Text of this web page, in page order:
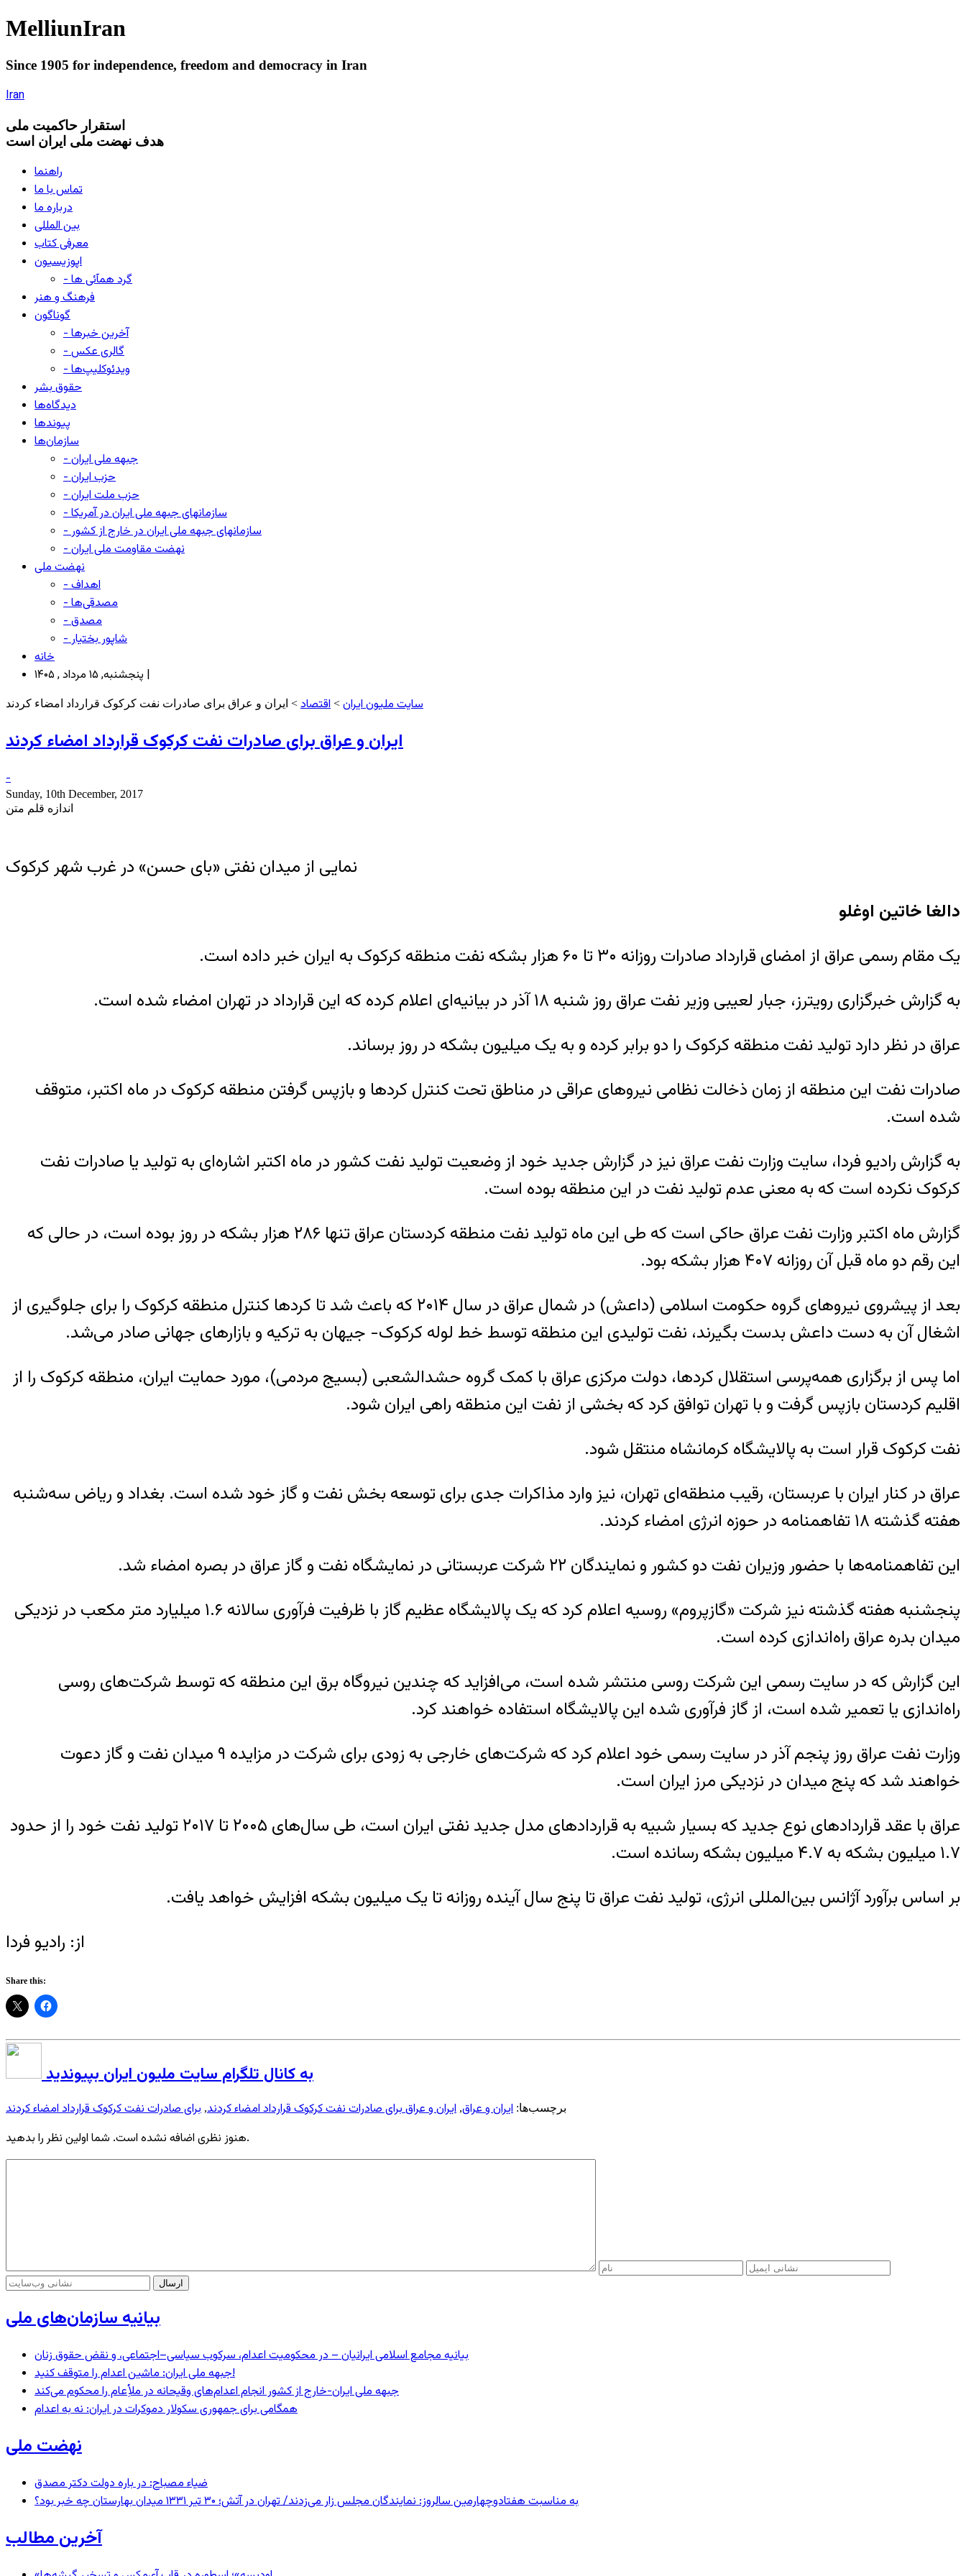
MelliunIran
Since 1905 for independence, freedom and democracy in Iran
Iran
استقرار حاکميت ملی
هدف نهضت ملی ایران است
راهنما
تماس با ما
درباره ما
بین المللی
معرفی کتاب
اپوزیسیون
- گرد همآئی ها
فرهنگ و هنر
گوناگون
- آخرین خبرها
- گالری عکس
- ویدئوکلیپ‌ها
حقوق بشر
دیدگاه‌ها
پیوندها
سازمان‌ها
- جبهه ملی ایران
- حزب ایران
- حزب ملت ایران
- سازمانهای جبهه ملی ایران در آمریکا
- سازمانهای جبهه ملی ایران در خارج از کشور
- نهضت مقاومت ملی ایران
نهضت ملی
- اهداف
- مصدقی‌ها
- مصدق
- شاپور بختیار
خانه
پنجشنبه, ۱۵ مرداد , ۱۴۰۵ |
سایت ملیون ایران > اقتصاد > ایران و عراق برای صادرات نفت کرکوک قرارداد امضاء کردند
ایران و عراق برای صادرات نفت کرکوک قرارداد امضاء کردند
-
Sunday, 10th December, 2017
اندازه قلم متن
نمایی از میدان نفتی «بای حسن» در غرب شهر کرکوک
دالغا خاتین اوغلو
یک مقام رسمی عراق از امضای قرارداد صادرات روزانه ۳۰ تا ۶۰ هزار بشکه نفت منطقه کرکوک به ایران خبر داده است.
به گزارش خبرگزاری رویترز، جبار لعیبی وزیر نفت عراق روز شنبه ۱۸ آذر در بیانیه‌ای اعلام کرده که این قرارداد در تهران امضاء شده است.
عراق در نظر دارد تولید نفت منطقه کرکوک را دو برابر کرده و به یک میلیون بشکه در روز برساند.
صادرات نفت این منطقه از زمان ذخالت نظامی نیروهای عراقی در مناطق تحت کنترل کردها و بازپس گرفتن منطقه کرکوک در ماه اکتبر، متوقف
شده است.
به گزارش رادیو فردا، سایت وزارت نفت عراق نیز در گزارش جدید خود از وضعیت تولید نفت کشور در ماه اکتبر اشاره‌ای به تولید یا صادرات نفت
کرکوک نکرده است که به معنی عدم تولید نفت در این منطقه بوده است.
گزارش ماه اکتبر وزارت نفت عراق حاکی است که طی این ماه تولید نفت منطقه کردستان عراق تنها ۲۸۶ هزار بشکه در روز بوده است، در حالی که
این رقم دو ماه قبل آن روزانه ۴۰۷ هزار بشکه بود.
بعد از پیشروی نیروهای گروه حکومت اسلامی (داعش) در شمال عراق در سال ۲۰۱۴ که باعث شد تا کردها کنترل منطقه کرکوک را برای جلوگیری از
اشغال آن به دست داعش بدست بگیرند، نفت تولیدی این منطقه توسط خط لوله کرکوک‌- جیهان به ترکیه و بازارهای جهانی صادر می‌شد.
اما پس از برگزاری همه‌پرسی استقلال کردها، دولت مرکزی عراق با کمک گروه حشدالشعبی (بسیج مردمی)، مورد حمایت ایران، منطقه کرکوک را از
اقلیم کردستان بازپس گرفت و با تهران توافق کرد که بخشی از نفت این منطقه راهی ایران شود.
نفت کرکوک قرار است به پالایشگاه کرمانشاه منتقل شود.
عراق در کنار ایران با عربستان، رقیب منطقه‌ای تهران، نیز وارد مذاکرات جدی برای توسعه بخش نفت و گاز خود شده است. بغداد و ریاض سه‌شنبه
هفته گذشته ۱۸ تفاهمنامه در حوزه انرژی امضاء کردند.
این تفاهمنامه‌ها با حضور وزیران نفت دو کشور و نمایندگان ۲۲ شرکت عربستانی در نمایشگاه نفت و گاز عراق در بصره امضاء شد.
پنجشنبه هفته گذشته نیز شرکت «گازپروم» روسیه اعلام کرد که یک پالایشگاه عظیم گاز با ظرفیت فرآوری سالانه ۱.۶ میلیارد متر مکعب در نزدیکی
میدان بدره عراق راه‌اندازی کرده است.
این گزارش که در سایت رسمی این شرکت روسی منتشر شده است، می‌افزاید که چندین نیروگاه برق این منطقه که توسط شرکت‌های روسی
راه‌اندازی یا تعمیر شده است، از گاز فرآوری شده این پالایشگاه استفاده خواهند کرد.
وزارت نفت عراق روز پنجم آذر در سایت رسمی خود اعلام کرد که شرکت‌های خارجی به زودی برای شرکت در مزایده ۹ میدان نفت و گاز دعوت
خواهند شد که پنج میدان در نزدیکی مرز ایران است.
عراق با عقد قراردادهای نوع جدید که بسیار شبیه به قراردادهای مدل جدید نفتی ایران است، طی سال‌های ۲۰۰۵ تا ۲۰۱۷ تولید نفت خود را از حدود
۱.۷ میلیون بشکه به ۴.۷ میلیون بشکه رسانده است.
بر اساس برآورد آژانس بین‌المللی انرژی، تولید نفت عراق تا پنج سال آینده روزانه تا یک میلیون بشکه افزایش خواهد یافت.
از: رادیو فردا
Share this:
به کانال تلگرام سایت ملیون ایران بپیوندید
برچسب‌ها: ایران و عراق, ایران و عراق برای صادرات نفت کرکوک قرارداد امضاء کردند, برای صادرات نفت کرکوک قرارداد امضاء کردند
هنوز نظری اضافه نشده است. شما اولین نظر را بدهید.
بیانیه سازمان‌های ملی
بیانیه مجامع اسلامی ایرانیان – در محکومیت اعدام، سرکوب سیاسی–اجتماعی، و نقض حقوق زنان
جبهه ملی ایران: ماشین اعدام را متوقف کنید!
جبهه ملی ایران-خارج از کشور انجام اعدام‌های وقیحانه در ملأِعام را محکوم می‌کند
همگامی برای جمهوری سکولار دموکرات در ایران: نه به اعدام
نهضت ملی
ضیاء مصباح: در باره دولت دکتر مصدق
به مناسبت هفتادوچهارمین سالروز: نمایندگان مجلس زار می‌زدند/ تهران در آتش؛ ۳۰ تیر ۱۳۳۱ میدان بهارستان چه خبر بود؟
آخرین مطالب